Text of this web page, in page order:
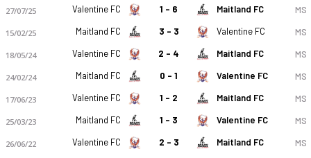
27/07/25 Valentine FC 1 - 6 Maitland FC MS
15/02/25 Maitland FC 3 - 3 Valentine FC MS
18/05/24 Valentine FC 2 - 4 Maitland FC MS
24/02/24 Maitland FC 0 - 1 Valentine FC MS
17/06/23 Valentine FC 1 - 2 Maitland FC MS
25/03/23 Maitland FC 1 - 3 Valentine FC MS
26/06/22 Valentine FC 2 - 3 Maitland FC MS